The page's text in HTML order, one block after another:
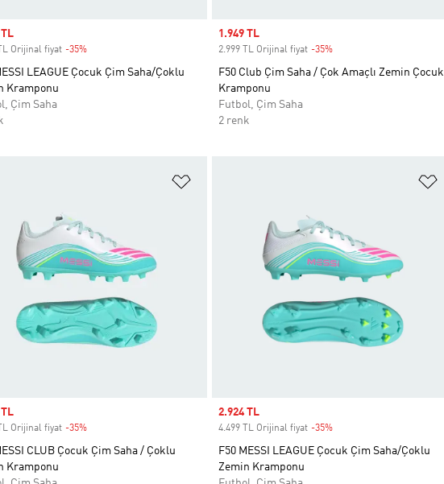
Orijinal fiyat -35%Discount
LEAGUE Çocuk Çim Saha/Çoklu
Kramponu
Çim Saha
Sale price
1.949 TL
2.999 TL Orijinal fiyat -35%
F50 Club Çim Saha / Çok Amaçlı Zemin Çocuk
Kramponu
Futbol, Çim Saha
2 renk
Orijinal fiyat -35%Discount
CLUB Çocuk Çim Saha / Çoklu
Kramponu
Sale price
2.924 TL
4.499 TL Orijinal fiyat -35%
F50 MESSI LEAGUE Çocuk Çim Saha/Çoklu
Zemin Kramponu